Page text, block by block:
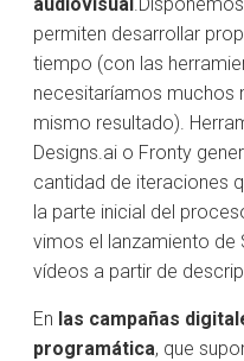
permiten desarrollar
tiempo (con las
necesitaríamos muchos
mismo resultado).
Designs.ai o Fronty
cantidad de iteraciones
la parte inicial del
vimos el lanzamiento de
vídeos a partir de
En las campañas
programática, que